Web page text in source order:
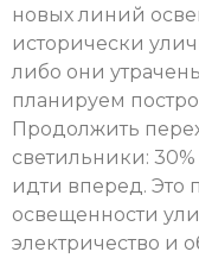
новых линий
исторически
либо они
планируем
Продолжить
светильники:
идти вперед. Это
освещенности
электричество и